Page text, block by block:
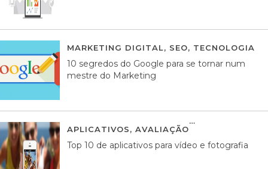
MARKETING DIGITAL, SEO, TECNOLOGIA
10 segredos do Google para se tornar num
mestre do Marketing
APLICATIVOS, AVALIAÇÃO
Top 10 de aplicativos para vídeo e fotografia